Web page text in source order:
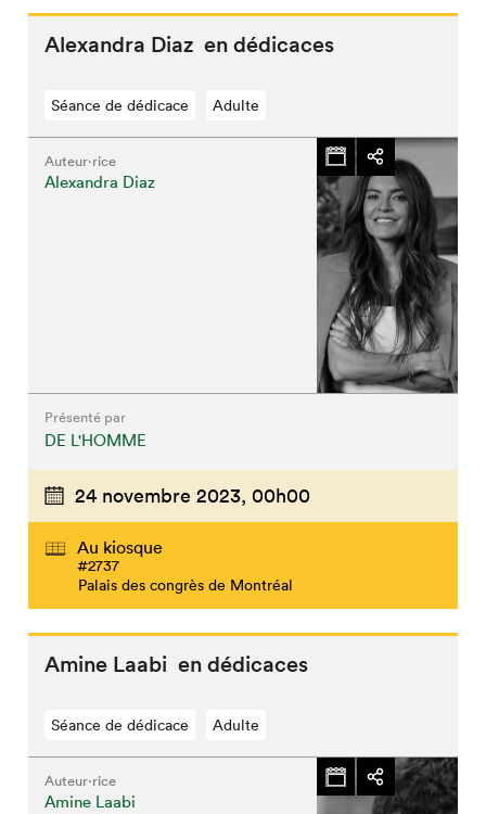
Alexandra Diaz en dédicaces
Séance de dédicace Adulte
Auteur·rice
Alexandra Diaz
Présenté par
DE L'HOMME
24 novembre 2023, 00h00
Au kiosque
#2737
Palais des congrès de Montréal
Amine Laabi en dédicaces
Séance de dédicace Adulte
Auteur·rice
Amine Laabi